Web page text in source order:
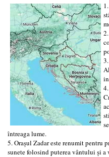
întreaga lume.
5. Orașul Zadar este renumit pentru
sunete folosind puterea vântului și